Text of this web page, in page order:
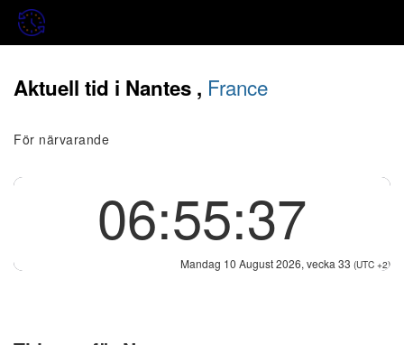
Aktuell tid i Nantes , France
För närvarande
06:55:37
Mandag 10 August 2026, vecka 33 (UTC +2)